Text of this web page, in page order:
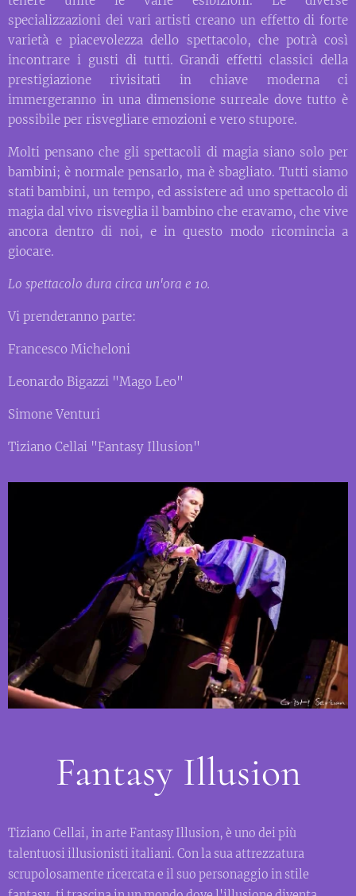
specializzazioni dei vari artisti creano un effetto di forte
varietà e piacevolezza dello spettacolo, che potrà così
incontrare i gusti di tutti. Grandi effetti classici della
prestigiazione rivisitati in chiave moderna ci
immergeranno in una dimensione surreale dove tutto è
possibile per risvegliare emozioni e vero stupore.
Molti pensano che gli spettacoli di magia siano solo per
bambini; è normale pensarlo, ma è sbagliato. Tutti siamo
stati bambini, un tempo, ed assistere ad uno spettacolo di
magia dal vivo risveglia il bambino che eravamo, che vive
ancora dentro di noi, e in questo modo ricomincia a
giocare.
Lo spettacolo dura circa un'ora e 10.
Vi prenderanno parte:
Francesco Micheloni
Leonardo Bigazzi "Mago Leo"
Simone Venturi
Tiziano Cellai "Fantasy Illusion"
Fantasy Illusion
Tiziano Cellai, in arte Fantasy Illusion, è uno dei più
talentuosi illusionisti italiani. Con la sua attrezzatura
scrupolosamente ricercata e il suo personaggio in stile